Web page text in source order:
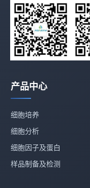
产品中心
细胞培养
细胞分析
细胞因子及蛋白
样品制备及检测